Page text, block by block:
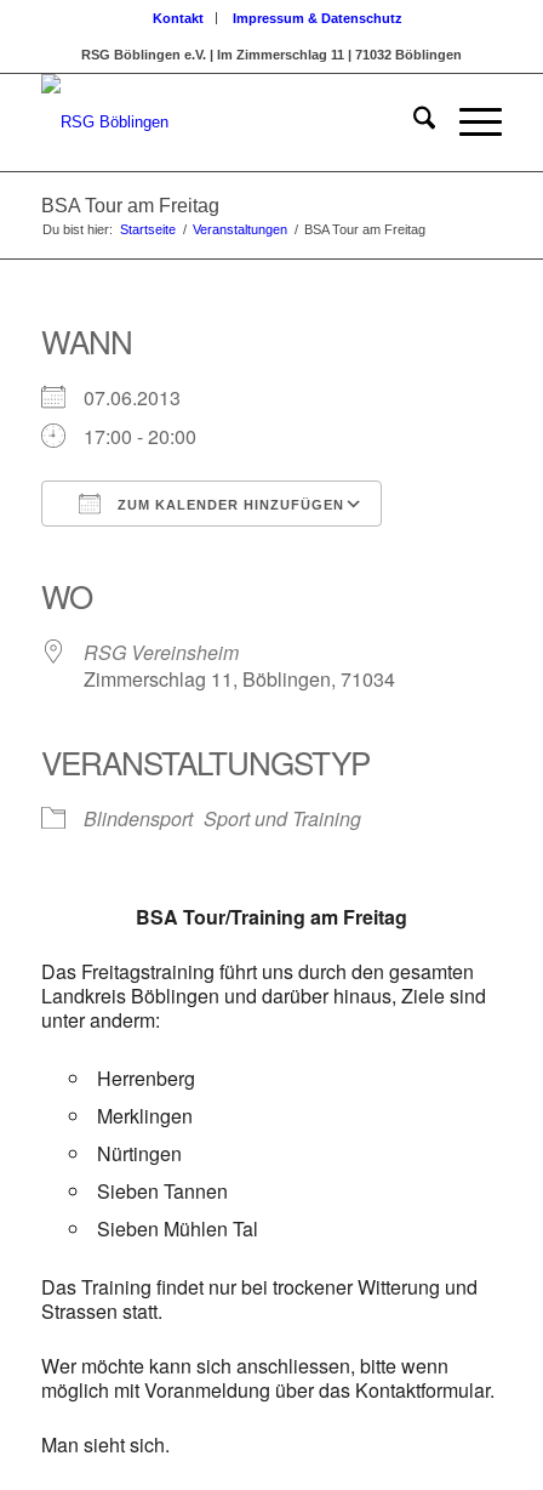
Kontakt Impressum & Datenschutz
RSG Böblingen e.V. | Im Zimmerschlag 11 | 71032 Böblingen
BSA Tour am Freitag
Du bist hier: Startseite / Veranstaltungen / BSA Tour am Freitag
WANN
07.06.2013
17:00 - 20:00
ZUM KALENDER HINZUFÜGEN
WO
RSG Vereinsheim
Zimmerschlag 11, Böblingen, 71034
VERANSTALTUNGSTYP
Blindensport Sport und Training
BSA Tour/Training am Freitag
Das Freitagstraining führt uns durch den gesamten
Landkreis Böblingen und darüber hinaus, Ziele sind
unter anderm:
Herrenberg
Merklingen
Nürtingen
Sieben Tannen
Sieben Mühlen Tal
Das Training findet nur bei trockener Witterung und
Strassen statt.
Wer möchte kann sich anschliessen, bitte wenn
möglich mit Voranmeldung über das Kontaktformular.
Man sieht sich.